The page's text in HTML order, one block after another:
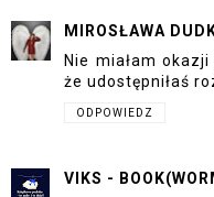
MIROSŁAWA
Nie miałam
że udostępniłaś
ODPOWIEDZ
VIKS -